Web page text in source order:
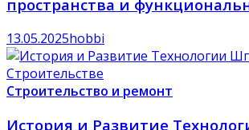
пространства и
13.05.2025hobbi
Строительство и ремонт
История и Развитие